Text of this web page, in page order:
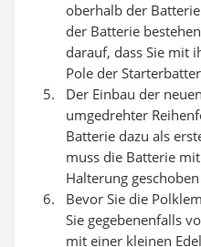
oberhalb der
der Batterie
darauf, dass Sie mit
Pole der
Der Einbau der
umgedrehter
Batterie dazu als
muss die Batterie
Halterung
Bevor Sie die
Sie gegebenenfalls
mit einer kleinen